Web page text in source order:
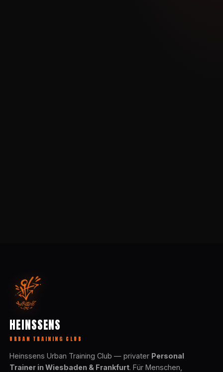
HEINSSENS
URBAN TRAINING CLUB
Heinssens Urban Training Club — privater Personal
Trainer in Wiesbaden & Frankfurt. Für Menschen,